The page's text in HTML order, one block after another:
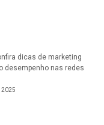
dicas de marketing
desempenho nas redes
2025